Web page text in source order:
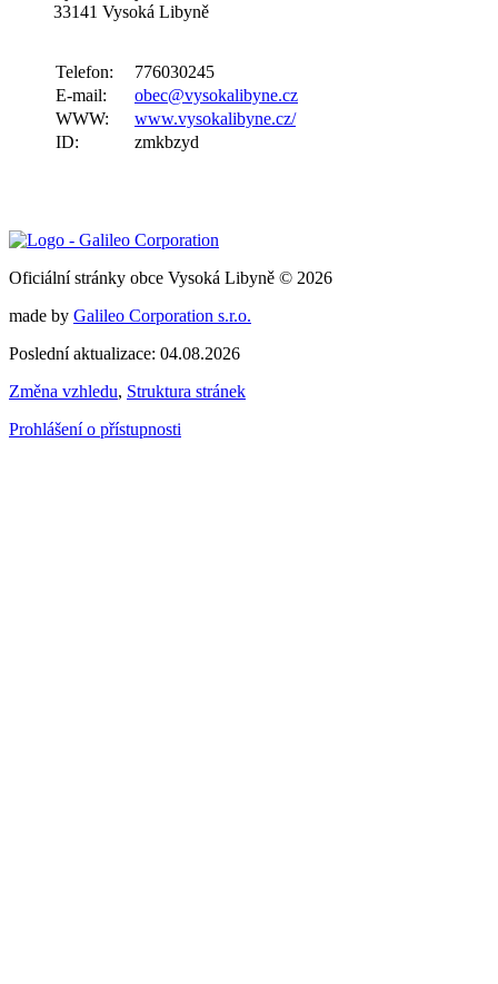
33141 Vysoká Libyně
Telefon:
776030245
E-mail:
obec@vysokalibyne.cz
WWW:
www.vysokalibyne.cz/
ID:
zmkbzyd
Oficiální stránky obce Vysoká Libyně © 2026
made by Galileo Corporation s.r.o.
Poslední aktualizace: 04.08.2026
Změna vzhledu, Struktura stránek
Prohlášení o přístupnosti